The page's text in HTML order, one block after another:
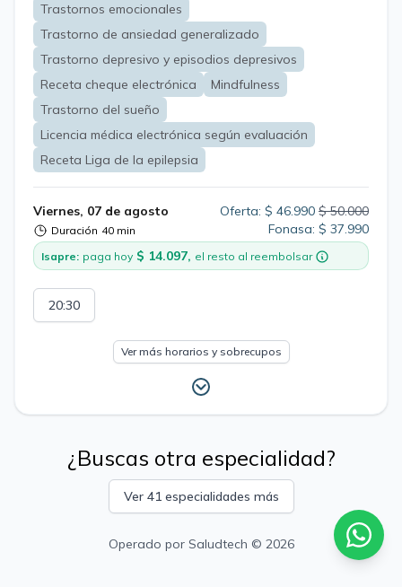
Trastornos emocionales
Trastorno de ansiedad generalizado
Trastorno depresivo y episodios depresivos
Receta cheque electrónica
Mindfulness
Trastorno del sueño
Licencia médica electrónica según evaluación
Receta Liga de la epilepsia
Viernes, 07 de agosto
Duración 40 min
Oferta: $ 46.990 $ 50.000
Fonasa: $ 37.990
Isapre: paga hoy $ 14.097, el resto al reembolsar
20:30
Ver más horarios y sobrecupos
¿Buscas otra especialidad?
Ver 41 especialidades más
Operado por Saludtech © 2026